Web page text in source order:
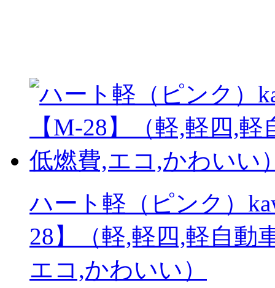
ハート軽（ピンク）
28】（軽,軽四,軽自動
エコ,かわいい）